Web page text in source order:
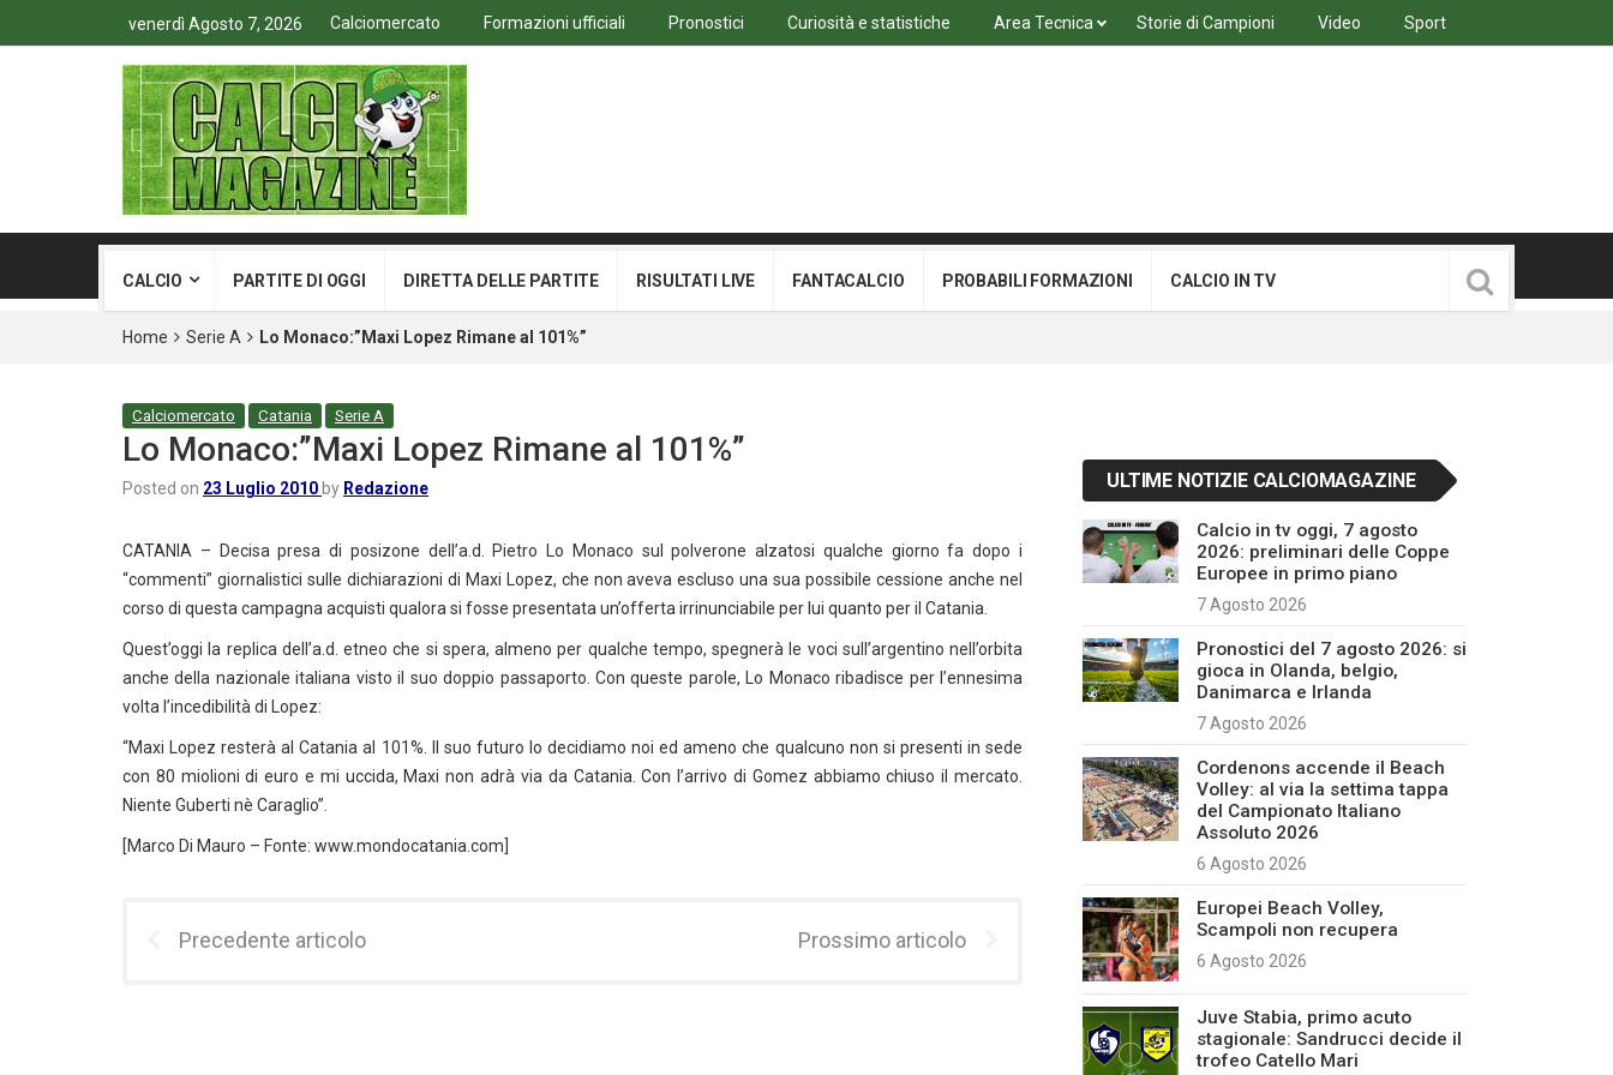
venerdì Agosto 7, 2026 Calciomercato Formazioni ufficiali Pronostici Curiosità e statistiche Area Tecnica Storie di Campioni Video Sport
CALCIO PARTITE DI OGGI DIRETTA DELLE PARTITE RISULTATI LIVE FANTACALCIO PROBABILI FORMAZIONI CALCIO IN TV
Home Serie A Lo Monaco:”Maxi Lopez Rimane al 101%”
Calciomercato Catania Serie A
Lo Monaco:”Maxi Lopez Rimane al 101%”
Posted on 23 Luglio 2010 by Redazione
CATANIA – Decisa presa di posizone dell’a.d. Pietro Lo Monaco sul polverone alzatosi qualche giorno fa dopo i
“commenti” giornalistici sulle dichiarazioni di Maxi Lopez, che non aveva escluso una sua possibile cessione anche nel
corso di questa campagna acquisti qualora si fosse presentata un’offerta irrinunciabile per lui quanto per il Catania.
Quest’oggi la replica dell’a.d. etneo che si spera, almeno per qualche tempo, spegnerà le voci sull’argentino nell’orbita
anche della nazionale italiana visto il suo doppio passaporto. Con queste parole, Lo Monaco ribadisce per l’ennesima
volta l’incedibilità di Lopez:
“Maxi Lopez resterà al Catania al 101%. Il suo futuro lo decidiamo noi ed ameno che qualcuno non si presenti in sede
con 80 miolioni di euro e mi uccida, Maxi non adrà via da Catania. Con l’arrivo di Gomez abbiamo chiuso il mercato.
Niente Guberti nè Caraglio”.
[Marco Di Mauro – Fonte: www.mondocatania.com]
Precedente articolo Prossimo articolo
ULTIME NOTIZIE CALCIOMAGAZINE
Calcio in tv oggi, 7 agosto
2026: preliminari delle Coppe
Europee in primo piano
7 Agosto 2026
Pronostici del 7 agosto 2026: si
gioca in Olanda, belgio,
Danimarca e Irlanda
7 Agosto 2026
Cordenons accende il Beach
Volley: al via la settima tappa
del Campionato Italiano
Assoluto 2026
6 Agosto 2026
Europei Beach Volley,
Scampoli non recupera
6 Agosto 2026
Juve Stabia, primo acuto
stagionale: Sandrucci decide il
trofeo Catello Mari